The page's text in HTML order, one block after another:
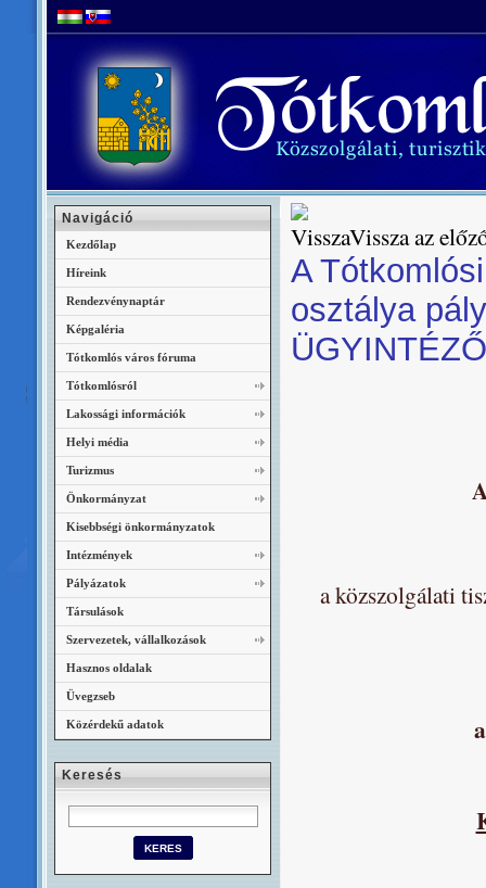
Vissza az
A
osztálya
a közszolgálati
Navigáció
Kezdőlap
Híreink
Rendezvénynaptár
Képgaléria
Tótkomlós város fóruma
Tótkomlósról
Lakossági információk
Helyi média
Turizmus
Önkormányzat
Kisebbségi önkormányzatok
Intézmények
Pályázatok
Társulások
Szervezetek, vállalkozások
Hasznos oldalak
Üvegzseb
Közérdekű adatok
Keresés